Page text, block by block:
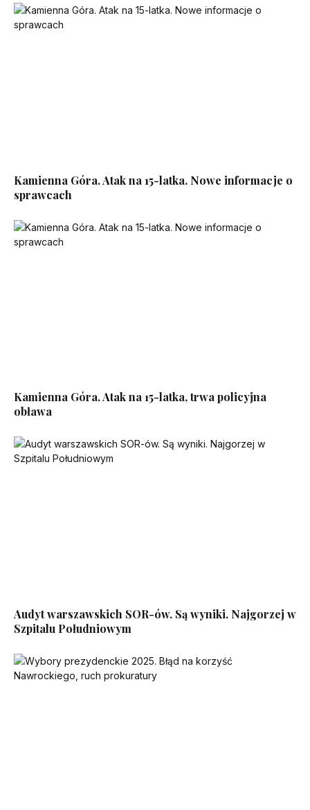
Kamienna Góra. Atak na 15-latka. Nowe informacje o
sprawcach
Kamienna Góra. Atak na 15-latka, trwa policyjna
obława
Audyt warszawskich SOR-ów. Są wyniki. Najgorzej w
Szpitalu Południowym